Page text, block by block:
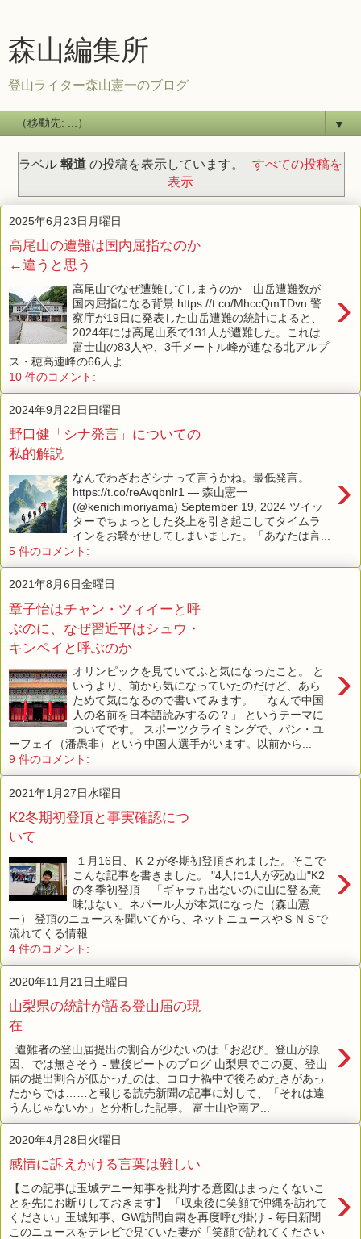
森山編集所
登山ライター森山憲一のブログ
▼
ラベル 報道の投稿を表示しています。
すべての投稿を
表示
2025年6月23日月曜日
高尾山の遭難は国内屈指なのか
←違うと思う
›
高尾山でなぜ遭難してしまうのか 山岳遭難数が
国内屈指になる背景 https://t.co/MhccQmTDvn 警
察庁が19日に発表した山岳遭難の統計によると、
2024年には高尾山系で131人が遭難した。これは
富士山の83人や、3千メートル峰が連なる北アルプ
ス・穂高連峰の66人よ...
10 件のコメント:
2024年9月22日日曜日
野口健「シナ発言」についての
私的解説
›
なんでわざわざシナって言うかね。最低発言。
https://t.co/reAvqbnlr1 — 森山憲一
(@kenichimoriyama) September 19, 2024 ツイッ
ターでちょっとした炎上を引き起こしてタイムラ
インをお騒がせしてしまいました。「あなたは言...
5 件のコメント:
2021年8月6日金曜日
章子怡はチャン・ツィイーと呼
ぶのに、なぜ習近平はシュウ・
キンペイと呼ぶのか
›
オリンピックを見ていてふと気になったこと。 と
いうより、前から気になっていたのだけど、あら
ためて気になるので書いてみます。 「なんで中国
人の名前を日本語読みするの？」 というテーマに
ついてです。 スポーツクライミングで、パン・ユ
ーフェイ（潘愚非）という中国人選手がいます。以前から...
9 件のコメント:
2021年1月27日水曜日
K2冬期初登頂と事実確認につ
いて
›
１月16日、Ｋ２が冬期初登頂されました。そこで
こんな記事を書きました。 "4人に1人が死ぬ山"K2
の冬季初登頂 「ギャラも出ないのに山に登る意
味はない」ネパール人が本気になった（森山憲
一） 登頂のニュースを聞いてから、ネットニュースやＳＮＳで
流れてくる情報...
4 件のコメント:
2020年11月21日土曜日
山梨県の統計が語る登山届の現
在
›
遭難者の登山届提出の割合が少ないのは「お忍び」登山が原
因、では無さそう - 豊後ピートのブログ 山梨県でこの夏、登山
届の提出割合が低かったのは、コロナ禍中で後ろめたさがあっ
たからでは……と報じる読売新聞の記事に対して、「それは違
うんじゃないか」と分析した記事。 富士山や南ア...
2020年4月28日火曜日
感情に訴えかける言葉は難しい
›
【この記事は玉城デニー知事を批判する意図はまったくないこ
とを先にお断りしておきます】 「収束後に笑顔で沖縄を訪れて
ください」玉城知事、GW訪問自粛を再度呼び掛け - 毎日新聞
このニュースをテレビで見ていた妻が「笑顔で訪れてください